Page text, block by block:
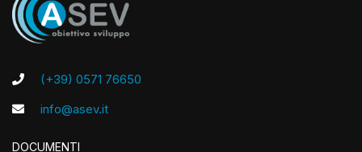
(+39) 0571 76650
info@asev.it
DOCUMENTI